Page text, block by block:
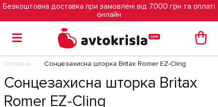
Безкоштовна доставка при замовлені від 7000 грн та оплаті
онлайн
Головна Сонцезахисна шторка Britax Romer EZ-Cling
Сонцезахисна шторка Britax
Romer EZ-Cling